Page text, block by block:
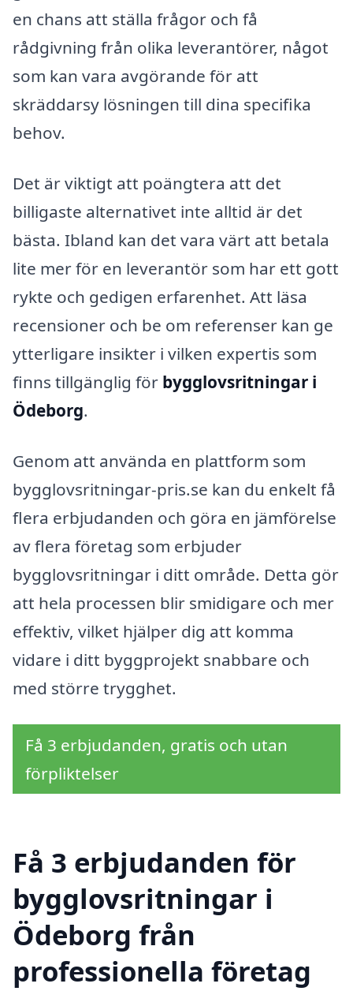
en chans att ställa frågor och få
rådgivning från olika leverantörer, något
som kan vara avgörande för att
skräddarsy lösningen till dina specifika
behov.
Det är viktigt att poängtera att det
billigaste alternativet inte alltid är det
bästa. Ibland kan det vara värt att betala
lite mer för en leverantör som har ett gott
rykte och gedigen erfarenhet. Att läsa
recensioner och be om referenser kan ge
ytterligare insikter i vilken expertis som
finns tillgänglig för bygglovsritningar i
Ödeborg.
Genom att använda en plattform som
bygglovsritningar-pris.se kan du enkelt få
flera erbjudanden och göra en jämförelse
av flera företag som erbjuder
bygglovsritningar i ditt område. Detta gör
att hela processen blir smidigare och mer
effektiv, vilket hjälper dig att komma
vidare i ditt byggprojekt snabbare och
med större trygghet.
Få 3 erbjudanden, gratis och utan
förpliktelser
Få 3 erbjudanden för
bygglovsritningar i
Ödeborg från
professionella företag